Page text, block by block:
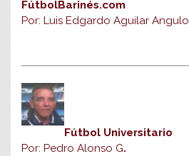
FútbolBarinés.com
Por: Luis Edgardo Aguilar Angulo
Fútbol Universitario
Por: Pedro Alonso G.